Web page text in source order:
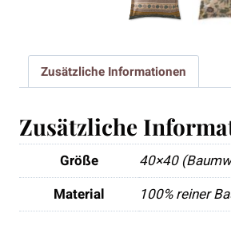
Zusätzliche Informationen
Zusätzliche
Größe
40×40
Material
100% reiner